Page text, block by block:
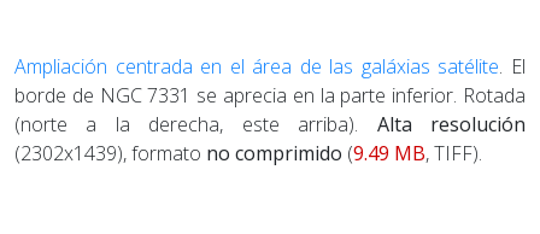
Ampliación centrada en el área de las galáxias satélite. El
borde de NGC 7331 se aprecia en la parte inferior. Rotada
(norte a la derecha, este arriba). Alta resolución
(2302x1439), formato no comprimido (9.49 MB, TIFF).